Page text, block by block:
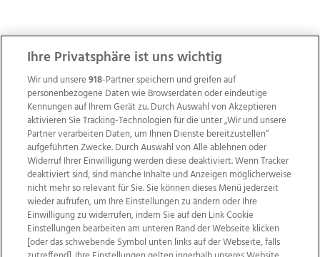
ZUR NACHRICHTENÜBERSICHT
Wir über uns Mediadaten Kontakt
Jobs
Ihre Privatsphäre ist uns wichtig
Wir und unsere918-Partner speichern und greifen auf
personenbezogene Daten wie Browserdaten oder eindeutige
Kennungen auf Ihrem Gerät zu. Durch Auswahl von Akzeptieren
aktivieren Sie Tracking-Technologien für die unter „Wir und unsere
Partner verarbeiten Daten, um Ihnen Dienste bereitzustellen“
aufgeführten Zwecke. Durch Auswahl von Alle ablehnen oder
Widerruf Ihrer Einwilligung werden diese deaktiviert. Wenn Tracker
deaktiviert sind, sind manche Inhalte und Anzeigen möglicherweise
nicht mehr so relevant für Sie. Sie können dieses Menü jederzeit
wieder aufrufen, um Ihre Einstellungen zu ändern oder Ihre
Einwilligung zu widerrufen, indem Sie auf den Link Cookie
Einstellungen bearbeiten am unteren Rand der Webseite klicken
[oder das schwebende Symbol unten links auf der Webseite, falls